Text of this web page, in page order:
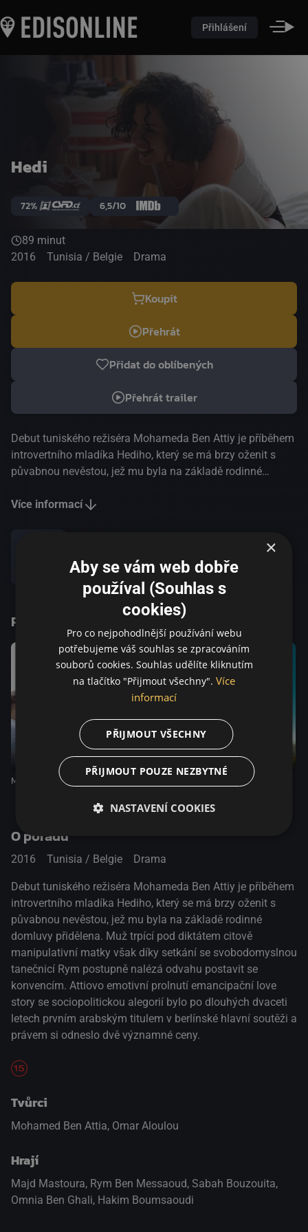
Přihlášení
Hedi
72% 6,5/10
89 minut
2016
Tunisia / Belgie Drama
Koupit
Přehrát
Přidat do oblíbených
Přehrát trailer
Debut tuniského režiséra Mohameda Ben Attiy je příběhem
introvertního mladíka Hediho, který se má brzy oženit s
půvabnou nevěstou, jež mu byla na základě rodinné
manipulativní matky však díky setkání se svobodomyslnou
story se sociopolitickou alegorií bylo po dlouhých dvaceti
letech prvním arabským titulem v berlínské hlavní soutěži a
právem si odneslo dvě významné ceny.
Více informací
Podobné tituly
Mladý Ahmed Za horami
O pořadu
2016 Tunisia / Belgie Drama
Debut tuniského režiséra Mohameda Ben Attiy je příběhem
introvertního mladíka Hediho, který se má brzy oženit s
půvabnou nevěstou, jež mu byla na základě rodinné
domluvy přidělena. Muž trpící pod diktátem citově
manipulativní matky však díky setkání se svobodomyslnou
tanečnicí Rym postupně nalézá odvahu postavit se
konvencím. Attiovo emotivní prolnutí emancipační love
story se sociopolitickou alegorií bylo po dlouhých dvaceti
letech prvním arabským titulem v berlínské hlavní soutěži a
právem si odneslo dvě významné ceny.
Tvůrci
Mohamed Ben Attia, Omar Aloulou
Hrají
Majd Mastoura, Rym Ben Messaoud, Sabah Bouzouita,
Omnia Ben Ghali, Hakim Boumsaoudi
×
Aby se vám web dobře
používal (Souhlas s
cookies)
Pro co nejpohodlnější používání webu
potřebujeme váš souhlas se zpracováním
souborů cookies. Souhlas udělíte kliknutím
na tlačítko "Přijmout všechny". Více
informací
PŘIJMOUT VŠECHNY
PŘIJMOUT POUZE NEZBYTNÉ
NASTAVENÍ COOKIES